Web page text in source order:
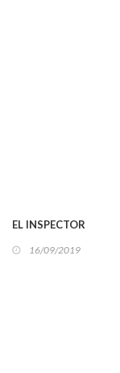
EL INSPECTOR
16/09/2019